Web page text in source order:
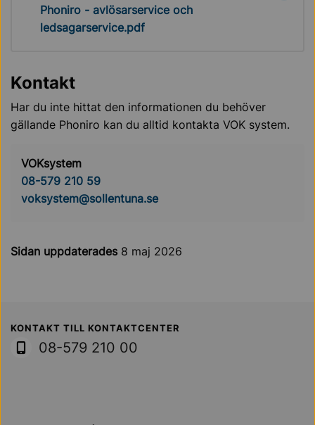
Phoniro - avlösarservice och
ledsagarservice.pdf
Kontakt
Har du inte hittat den informationen du behöver
gällande Phoniro kan du alltid kontakta VOK system.
VOKsystem
08-579 210 59
voksystem@sollentuna.se
Sidan uppdaterades 8 maj 2026
Sollentuna Kommun
KONTAKT TILL KONTAKTCENTER
08-579 210 00